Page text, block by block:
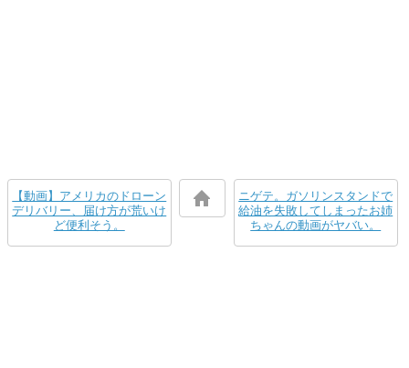
【動画】アメリカのドローン
デリバリー、届け方が荒いけ
ど便利そう。
ニゲテ。ガソリンスタンドで
給油を失敗してしまったお姉
ちゃんの動画がヤバい。